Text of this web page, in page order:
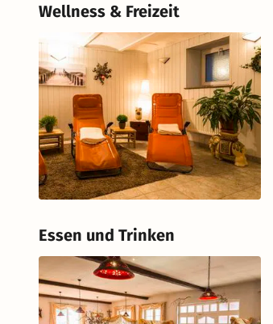
Wellness & Freizeit
Essen und Trinken